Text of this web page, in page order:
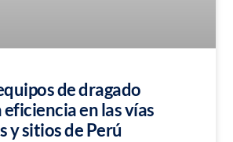
de dragado
en las vías
y sitios de Perú